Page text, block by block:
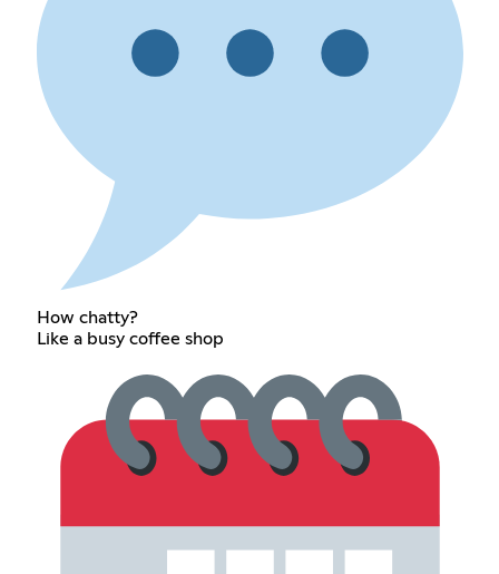
How chatty?
Like a busy coffee shop